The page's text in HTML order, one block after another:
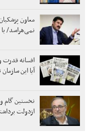
معاون
نمی‌هراسد/ با
افسانه قدرت
آیا این
ازدولت